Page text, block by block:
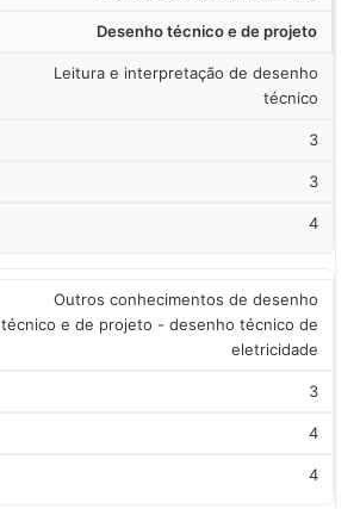
Desenho técnico e de projeto
Leitura e interpretação de desenho
técnico
3
3
4
Outros conhecimentos de desenho
técnico e de projeto - desenho técnico de
eletricidade
3
4
4